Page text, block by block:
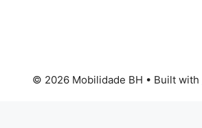
© 2026 Mobilidade BH • Built with